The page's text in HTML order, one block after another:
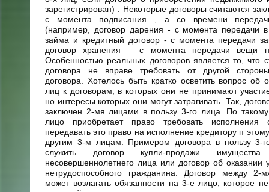
зарегистрирован) . Некоторые договоры считаются
с момента подписания , а со времени
(например, договор дарения - с момента передачи
займа и кредитный договор - с момента передачи
договор хранения – с момента передачи вещи
Особенностью реальных договоров является то, что
договора не вправе требовать от другой
договора. Хотелось быть кратко осветить вопрос об
лиц к договорам, в которых они не принимают
но интересы которых они могут затрагивать. Так,
заключен 2-мя лицами в пользу 3-го лица. По
лицо приобретает право требовать исполнения
передавать это право на исполнение кредитору п
другим 3-м лицам. Примером договора в пользу 3-
служить договор купли-продажи
несовершеннолетнего лица или договор об оказании
нетрудоспособного гражданина. Договор между
может возлагать обязанности на 3-е лицо, которое